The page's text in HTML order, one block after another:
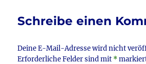
o
Schreibe einen
Deine E-Mail-Adresse wird nicht
Erforderliche Felder sind mit *